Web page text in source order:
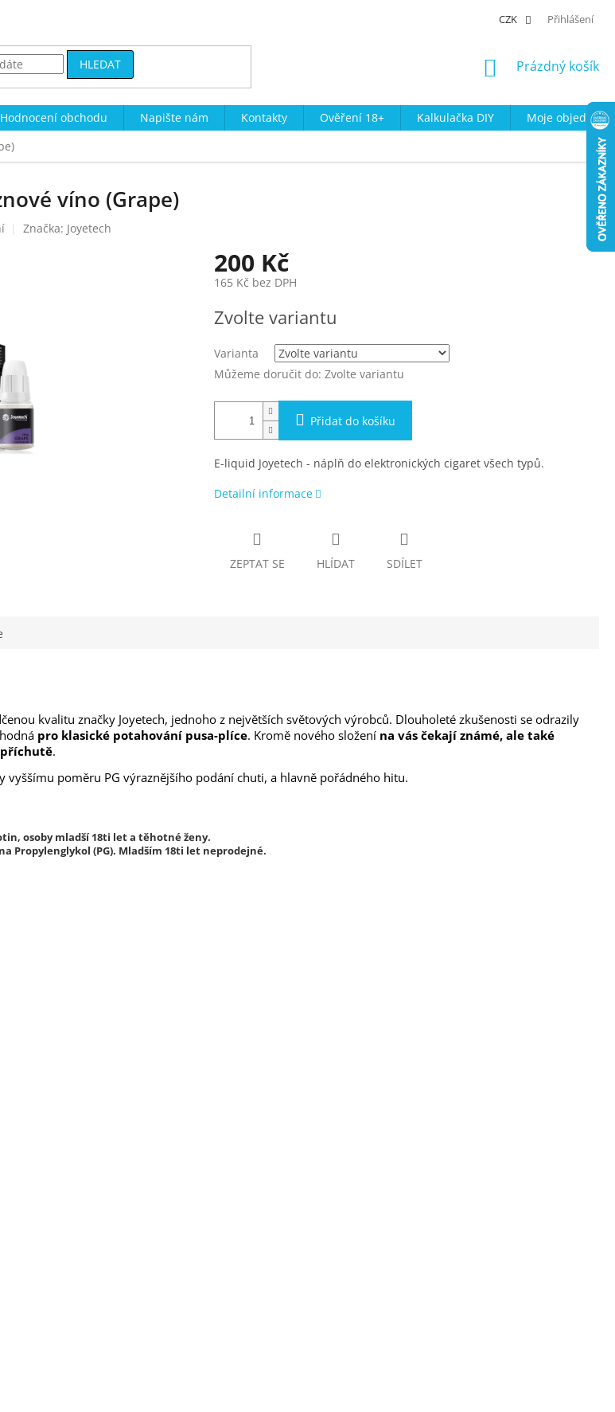
CZK Přihlášení
HLEDAT
NÁKUPNÍ
Prázdný košík
Hodnocení obchodu Napište nám Kontakty Ověření 18+ Kalkulačka DIY
Moje
víno (Grape)
Značka: Joyetech
200 Kč
165 Kč bez DPH
cena:
Zvolte variantu
Varianta
Můžeme doručit do: Zvolte variantu
Přidat do košíku
E-liquid Joyetech - náplň do elektronických cigaret všech typů.
Detailní informace
ZEPTAT SE HLÍDAT SDÍLET
kvalitu značky Joyetech, jednoho z největších světových výrobců. Dlouholeté zkušenosti se odrazily
pro klasické potahování pusa-plíce. Kromě nového složení na vás čekají známé, ale také
.
vyššímu poměru PG výraznějšího podání chuti, a hlavně pořádného hitu.
osoby mladší 18ti let a těhotné ženy.
Propylenglykol (PG). Mladším 18ti let neprodejné.